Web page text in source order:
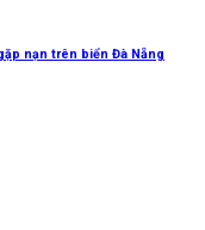
nạn trên biển Đà Nẵng